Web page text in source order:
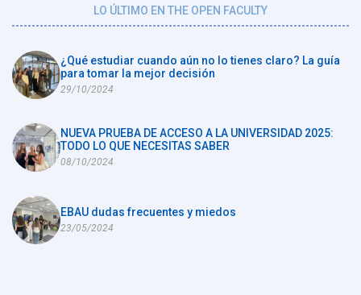
LO ÚLTIMO EN THE OPEN FACULTY
¿Qué estudiar cuando aún no lo tienes claro? La guía
para tomar la mejor decisión
29/10/2024
NUEVA PRUEBA DE ACCESO A LA UNIVERSIDAD 2025:
TODO LO QUE NECESITAS SABER
08/10/2024
EBAU dudas frecuentes y miedos
23/05/2024